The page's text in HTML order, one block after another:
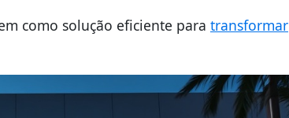
como solução eficiente para transformar